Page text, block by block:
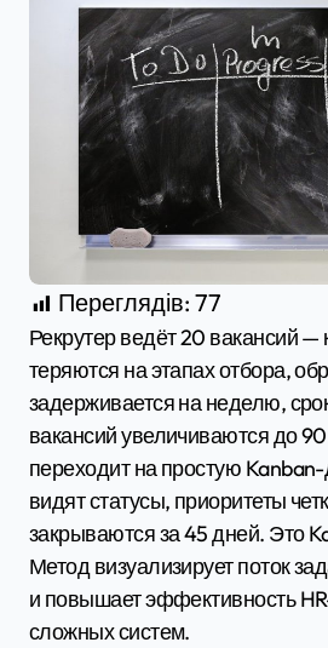
Переглядів: 77
Рекрутер ведёт 20 вакансий — кандидаты
теряются на этапах отбора,
задерживается на неделю,
вакансий увеличиваются до
переходит на простую
видят статусы, приоритеты
закрываются за 45 дней. Это
Метод визуализирует поток
и повышает эффективность
сложных систем.